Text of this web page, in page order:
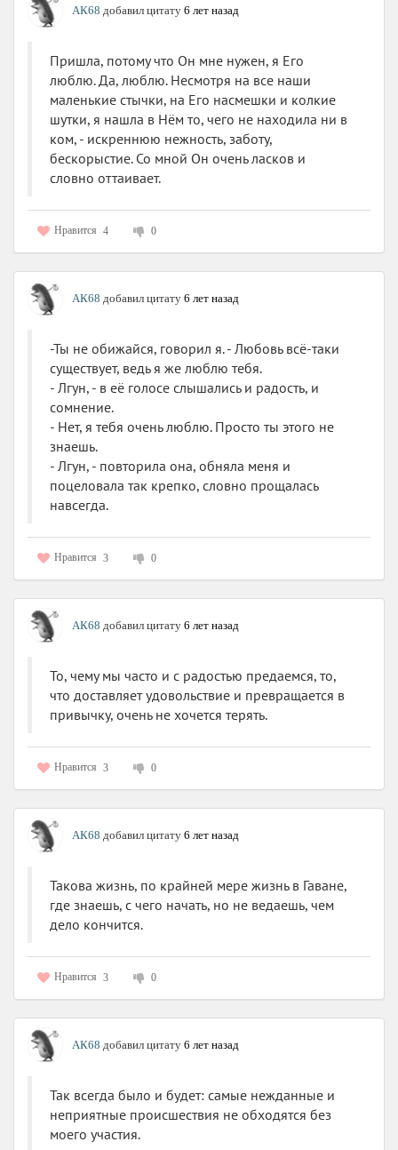
АК68 добавил цитату 6 лет назад
Пришла, потому что Он мне нужен, я Его
люблю. Да, люблю. Несмотря на все наши
маленькие стычки, на Его насмешки и колкие
шутки, я нашла в Нём то, чего не находила ни в
ком, - искреннюю нежность, заботу,
бескорыстие. Со мной Он очень ласков и
словно оттаивает.
Нравится 4 0
АК68 добавил цитату 6 лет назад
-Ты не обижайся, говорил я. - Любовь всё-таки
существует, ведь я же люблю тебя.
- Лгун, - в её голосе слышались и радость, и
сомнение.
- Нет, я тебя очень люблю. Просто ты этого не
знаешь.
- Лгун, - повторила она, обняла меня и
поцеловала так крепко, словно прощалась
навсегда.
Нравится 3 0
АК68 добавил цитату 6 лет назад
То, чему мы часто и с радостью предаемся, то,
что доставляет удовольствие и превращается в
привычку, очень не хочется терять.
Нравится 3 0
АК68 добавил цитату 6 лет назад
Такова жизнь, по крайней мере жизнь в Гаване,
где знаешь, с чего начать, но не ведаешь, чем
дело кончится.
Нравится 3 0
АК68 добавил цитату 6 лет назад
Так всегда было и будет: самые нежданные и
неприятные происшествия не обходятся без
моего участия.